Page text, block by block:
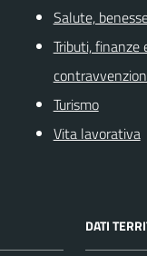
Salute,
Tributi, finanze
Turismo
Vita lavorativa
DATI